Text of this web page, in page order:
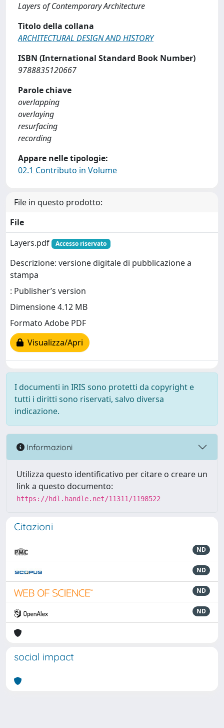
Layers of Contemporary Architecture
Titolo della collana
ARCHITECTURAL DESIGN AND HISTORY
ISBN (International Standard Book Number)
9788835120667
Parole chiave
overlapping
overlaying
resurfacing
recording
Appare nelle tipologie:
02.1 Contributo in Volume
File in questo prodotto:
File
Layers.pdf
Accesso riservato
Descrizione: versione digitale di pubblicazione a
stampa
: Publisher’s version
Dimensione 4.12 MB
Formato Adobe PDF
Visualizza/Apri
I documenti in IRIS sono protetti da copyright e
tutti i diritti sono riservati, salvo diversa
indicazione.
Informazioni
Utilizza questo identificativo per citare o creare un
link a questo documento:
https://hdl.handle.net/11311/1198522
Citazioni
ND
ND
ND
ND
social impact